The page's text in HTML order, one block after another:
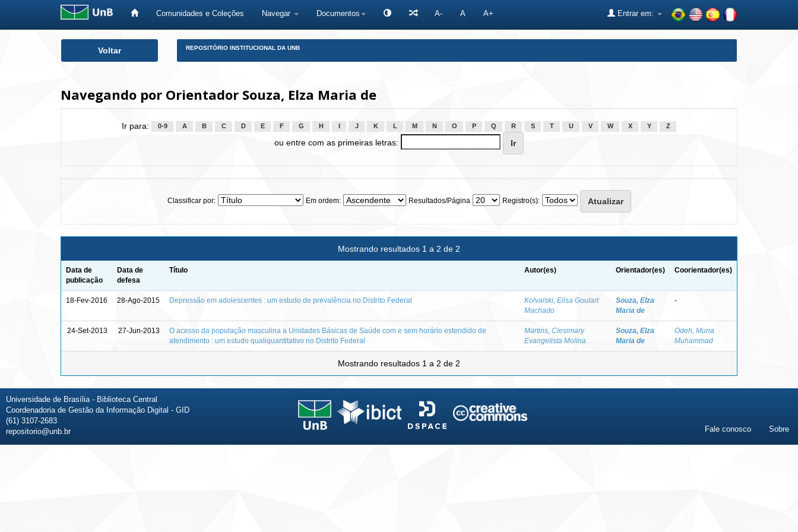
Comunidades e Coleções Navegar Documentos A- A A+ Entrar em:
Voltar REPOSITÓRIO INSTITUCIONAL DA UNB
Navegando por Orientador Souza, Elza Maria de
Ir para: 0-9 A B C D E F G H J K L M N O P Q R S T U V W X Y Z
ou entre com as primeiras letras:
Classificar por: Em ordem: Resultados/Página Registro(s):
Mostrando resultados 1 a 2 de 2
Data de
publicação
Data de
defesa
Título Autor(es) Orientador(es) Coorientador(es)
18-Fev-2016 28-Ago-2015 Depressão em adolescentes : um estudo de prevalência no Distrito Federal
Kolvalski, Elisa Goulart
Machado
Souza, Elza
Maria de
-
24-Set-2013 27-Jun-2013
O acesso da população masculina a Unidades Básicas de Saúde com e sem horário estendido de
atendimento : um estudo qualiquantitativo no Distrito Federal
Martins, Clesimary
Evangelista Molina
Souza, Elza
Maria de
Odeh, Muna
Muhammad
Mostrando resultados 1 a 2 de 2
Universidade de Brasília - Biblioteca Central
Coordenadoria de Gestão da Informação Digital - GID
(61) 3107-2683
repositorio@unb.br
Fale conosco Sobre